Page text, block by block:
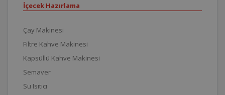
İçecek Hazırlama
Çay Makinesi
Filtre Kahve Makinesi
Kapsüllü Kahve Makinesi
Semaver
Su Isıtıcı